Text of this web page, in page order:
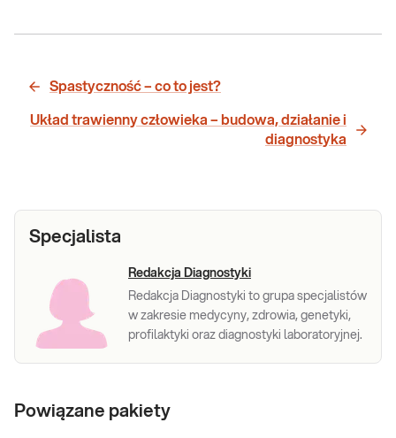
Spastyczność – co to jest?
Układ trawienny człowieka – budowa, działanie i
diagnostyka
Specjalista
Redakcja Diagnostyki
Redakcja Diagnostyki to grupa specjalistów
w zakresie medycyny, zdrowia, genetyki,
profilaktyki oraz diagnostyki laboratoryjnej.
Powiązane pakiety